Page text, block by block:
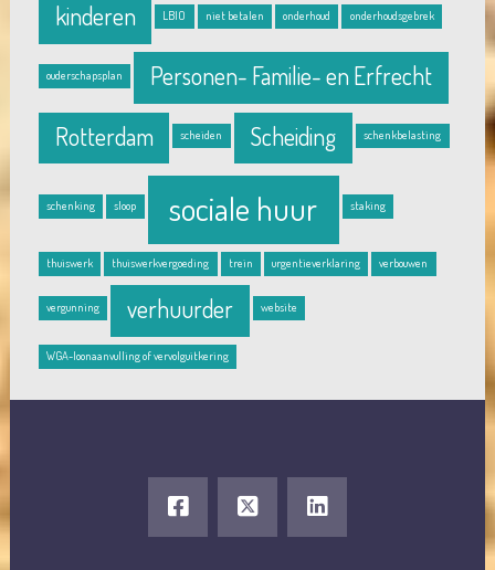
kinderen LBIO niet betalen onderhoud onderhoudsgebrek
ouderschapsplan Personen- Familie- en Erfrecht
Rotterdam scheiden Scheiding schenkbelasting
schenking sloop sociale huur staking
thuiswerk thuiswerkvergoeding trein urgentieverklaring verbouwen
vergunning verhuurder website
WGA-loonaanvulling of vervolguitkering